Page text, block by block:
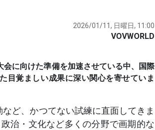
2026/01/11, 日曜日, 11:00
VOVWORLD
に向けた準備を加速させている中、国際
目覚ましい成果に深い関心を寄せていま
ど、かつてない試練に直面してきま
治・文化など多くの分野で画期的な